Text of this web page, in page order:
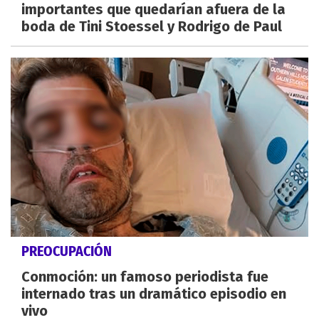
importantes que quedarían afuera de la
boda de Tini Stoessel y Rodrigo de Paul
PREOCUPACIÓN
Conmoción: un famoso periodista fue
internado tras un dramático episodio en
vivo